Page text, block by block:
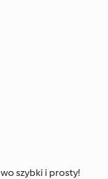
szybki i prosty!